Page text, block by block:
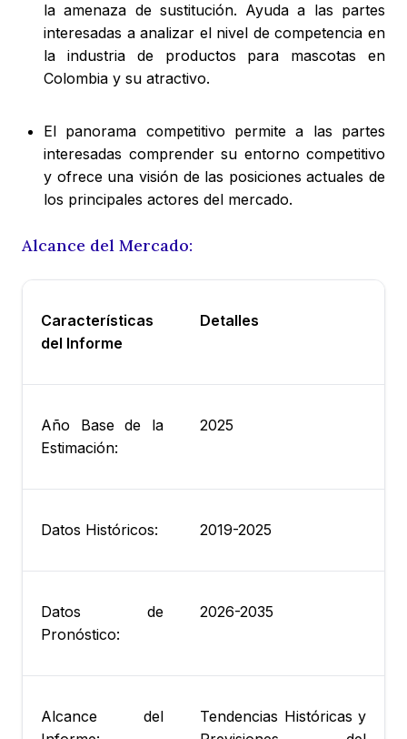
la amenaza de sustitución. Ayuda a las partes
interesadas a analizar el nivel de competencia en
la industria de productos para mascotas en
Colombia y su atractivo.
El panorama competitivo permite a las partes
interesadas comprender su entorno competitivo
y ofrece una visión de las posiciones actuales de
los principales actores del mercado.
Alcance del Mercado:
Características
del Informe
Detalles
Año Base de la
Estimación:
2025
Datos Históricos: 2019-2025
Datos de
Pronóstico:
2026-2035
Alcance del
Tendencias Históricas y